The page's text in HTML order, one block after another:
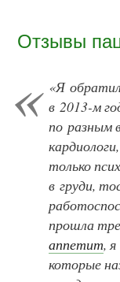
Отзывы
«Я
в2013-м
по разным
только
в груди,
прошла
аппетит,
которые